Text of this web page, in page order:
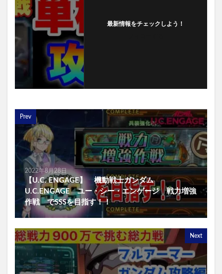
最新情報をチェックしよう！
Prev
2022年8月28日
【U.C. ENGAGE】 機動戦士ガンダム
U.C.ENGAGE ユー・シー・エンゲージ 戦力増強
作戦 でSSSを目指す！！
Next